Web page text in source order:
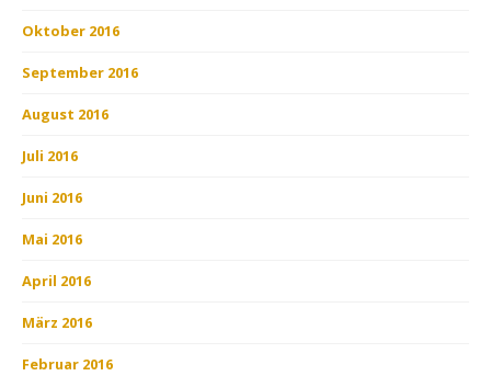
Oktober 2016
September 2016
August 2016
Juli 2016
Juni 2016
Mai 2016
April 2016
März 2016
Februar 2016